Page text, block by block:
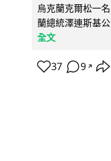
烏克蘭克爾松一
蘭總統澤連斯基
全文
37 9 ↗